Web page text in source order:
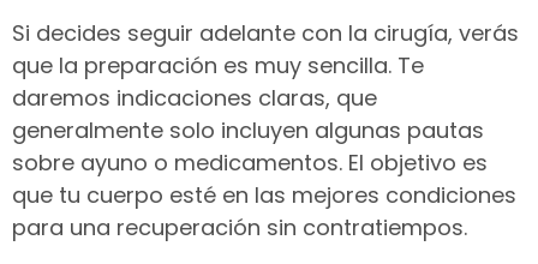
Si decides seguir adelante con la cirugía, verás
que la preparación es muy sencilla. Te
daremos indicaciones claras, que
generalmente solo incluyen algunas pautas
sobre ayuno o medicamentos. El objetivo es
que tu cuerpo esté en las mejores condiciones
para una recuperación sin contratiempos.